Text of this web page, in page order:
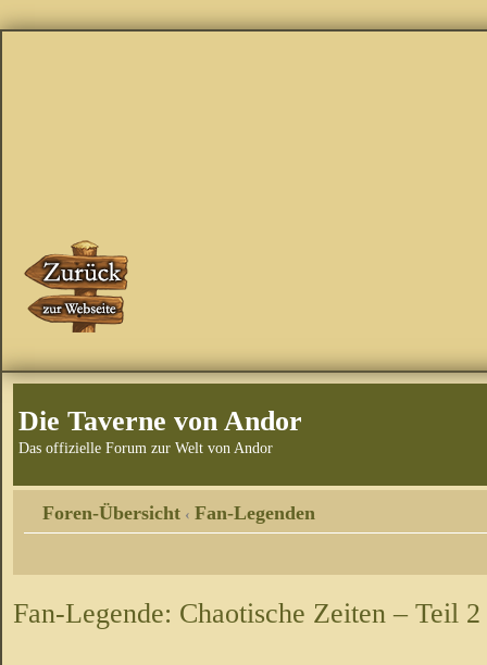
Die Taverne von Andor
Das offizielle Forum zur Welt von Andor
Foren-Übersicht ‹ Fan-Legenden
Fan-Legende: Chaotische Zeiten – Teil